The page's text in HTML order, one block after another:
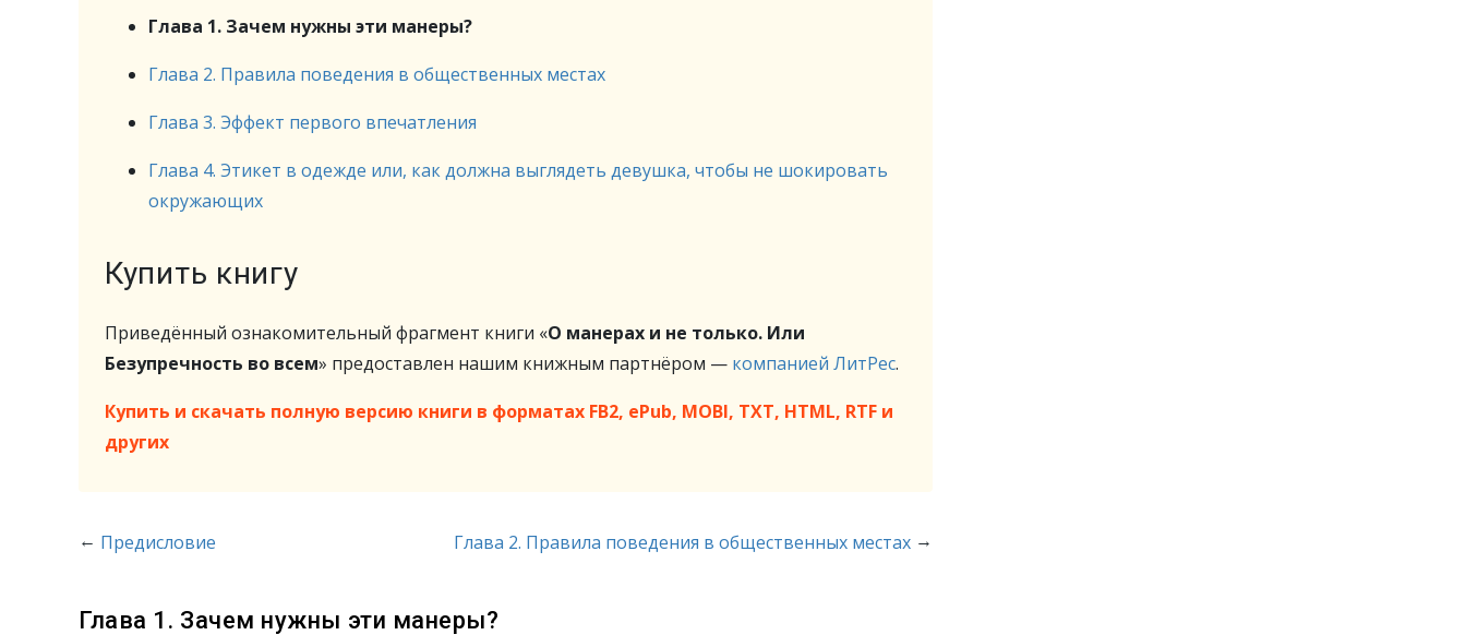
Глава 1. Зачем нужны эти манеры?
Глава 2. Правила поведения в общественных местах
Глава 3. Эффект первого впечатления
Глава 4. Этикет в одежде или, как должна выглядеть девушка, чтобы не шокировать
окружающих
Купить книгу
Приведённый ознакомительный фрагмент книги «О манерах и не только. Или
Безупречность во всем» предоставлен нашим книжным партнёром — компанией ЛитРес.
Купить и скачать полную версию книги в форматах FB2, ePub, MOBI, TXT, HTML, RTF и
других
← Предисловие Глава 2. Правила поведения в общественных местах →
Глава 1. Зачем нужны эти манеры?